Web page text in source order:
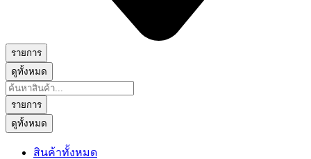
รายการ
ดูทั้งหมด
Search
...
รายการ
ดูทั้งหมด
สินค้าทั้งหมด